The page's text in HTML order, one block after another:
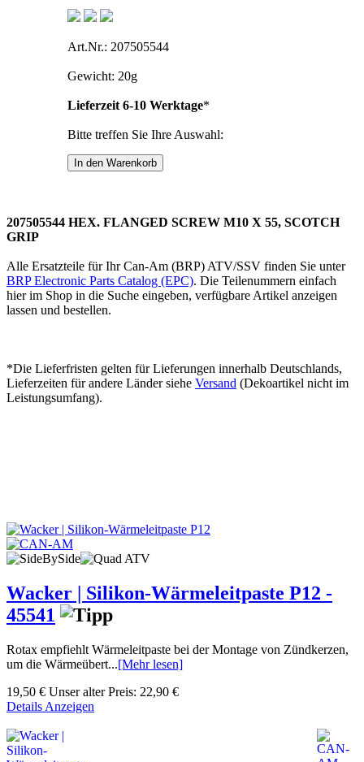
Art.Nr.: 207505544
Gewicht: 20g
Lieferzeit 6-10 Werktage*
Bitte treffen Sie Ihre Auswahl:
207505544 HEX. FLANGED SCREW M10 X 55, SCOTCH
GRIP
Alle Ersatzteile für Ihr Can-Am (BRP) ATV/SSV finden Sie unter
BRP Electronic Parts Catalog (EPC). Die Teilenummern einfach
hier im Shop in die Suche eingeben, verfügbare Artikel anzeigen
lassen und bestellen.
*Die Lieferfristen gelten für Lieferungen innerhalb Deutschlands,
Lieferzeiten für andere Länder siehe Versand (Dekoartikel nicht im
Leistungsumfang).
Wacker | Silikon-Wärmeleitpaste P12 -
45541
Rotax empfiehlt Wärmeleitpaste bei der Montage von Zündkerzen,
um die Wärmeübert...[Mehr lesen]
19,50 € Unser alter Preis: 22,90 €
Details Anzeigen